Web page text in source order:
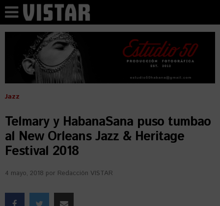
Jazz
Telmary y HabanaSana puso tumbao
al New Orleans Jazz & Heritage
Festival 2018
4 mayo, 2018 por Redacción VISTAR